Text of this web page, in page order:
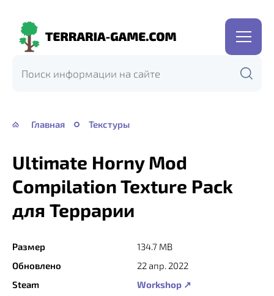
Terraria-
Главная Текстуры
Ultimate Horny Mod
Compilation Texture Pack
для Террарии
Размер
134.7 MB
Обновлено
22 апр. 2022
Steam
Workshop ↗